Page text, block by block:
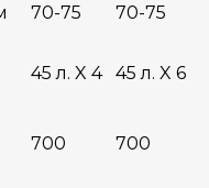
70-75 70-75
45 л. X 4 45 л. X 6
700 700